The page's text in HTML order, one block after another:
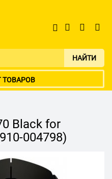
НАЙТИ
ТОВАРОВ
Black for
004798)